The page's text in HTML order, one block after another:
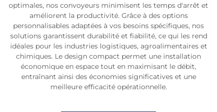
optimales, nos convoyeurs minimisent les temps d'arrêt et
améliorent la productivité. Grâce à des options
personnalisables adaptées à vos besoins spécifiques, nos
solutions garantissent durabilité et fiabilité, ce qui les rend
idéales pour les industries logistiques, agroalimentaires et
chimiques. Le design compact permet une installation
économique en espace tout en maximisant le débit,
entraînant ainsi des économies significatives et une
meilleure efficacité opérationnelle.